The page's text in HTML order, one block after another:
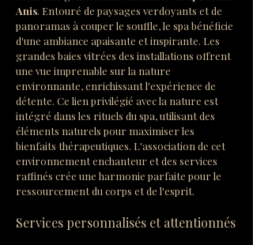
Anis. Entouré de paysages verdoyants et de
panoramas à couper le souffle, le spa bénéficie
d'une ambiance apaisante et inspirante. Les
grandes baies vitrées des installations offrent
une vue imprenable sur la nature
environnante, enrichissant l'expérience de
détente. Ce lien privilégié avec la nature est
intégré dans les rituels du spa, utilisant des
éléments naturels pour maximiser les
bienfaits thérapeutiques. L'association de cet
environnement enchanteur et des services
raffinés crée une harmonie parfaite pour le
ressourcement du corps et de l'esprit.
Services personnalisés et attentionnés